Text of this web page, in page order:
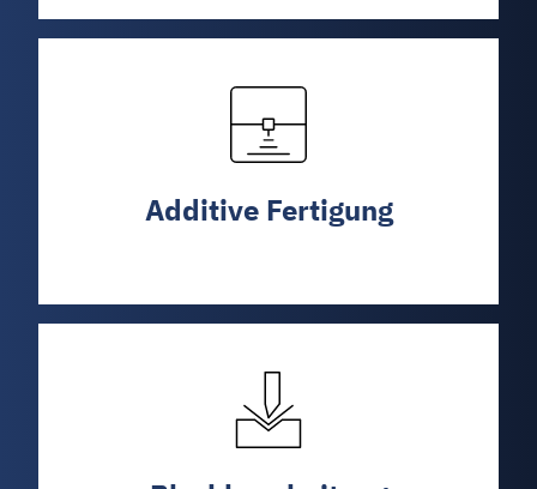
Additive Fertigung